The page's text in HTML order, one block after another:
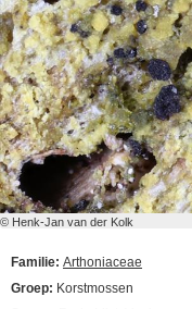
© Henk-Jan van der Kolk
Familie: Arthoniaceae
Groep: Korstmossen